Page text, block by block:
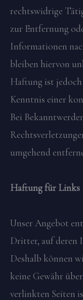
rechtswidrige
zur Entfernung
Informationen
bleiben hiervon
Haftung ist
Kenntnis einer
Bei
umgehend
Haftung für Links
Unser Angebot
Dritter, auf deren
Deshalb können
keine Gewähr
verlinkten Seiten